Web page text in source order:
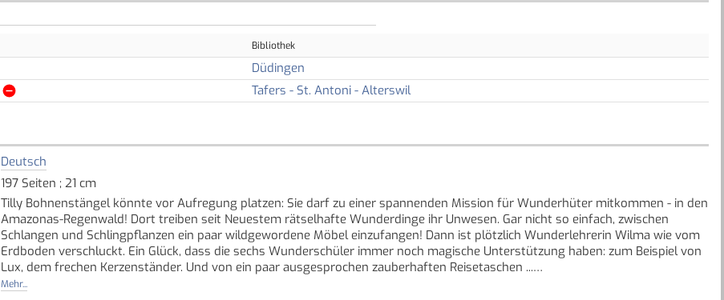
Bibliothek
Düdingen
Tafers - St. Antoni - Alterswil
Deutsch
197 Seiten ; 21 cm
Tilly Bohnenstängel könnte vor Aufregung platzen: Sie darf zu einer spannenden Mission für Wunderhüter mitkommen - in den
Amazonas-Regenwald! Dort treiben seit Neuestem rätselhafte Wunderdinge ihr Unwesen. Gar nicht so einfach, zwischen
Schlangen und Schlingpflanzen ein paar wildgewordene Möbel einzufangen! Dann ist plötzlich Wunderlehrerin Wilma wie vom
Erdboden verschluckt. Ein Glück, dass die sechs Wunderschüler immer noch magische Unterstützung haben: zum Beispiel von
Lux, dem frechen Kerzenständer. Und von ein paar ausgesprochen zauberhaften Reisetaschen ...
Mehr...